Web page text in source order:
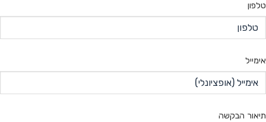
טלפון
אימייל
תיאור הבקשה